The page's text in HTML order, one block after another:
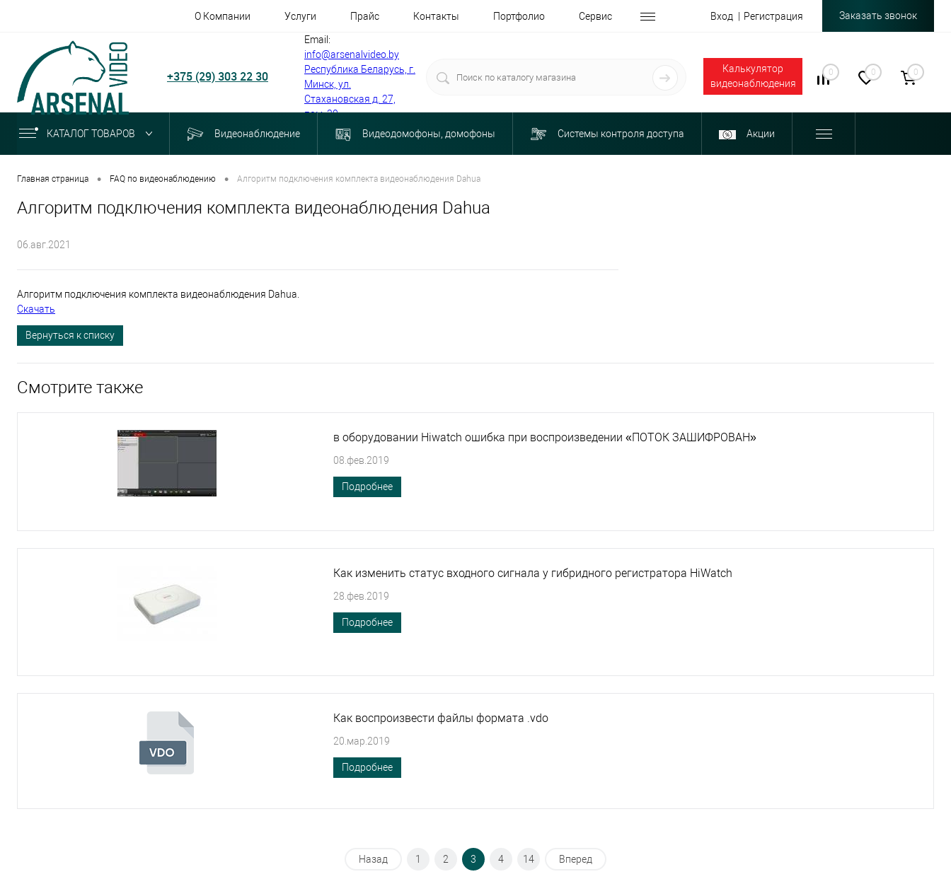
О Компании Услуги Прайс Контакты Портфолио Сервис Вход Регистрация Заказать звонок
+375 (29) 303 22 30
Email:
info@arsenalvideo.by
Республика Беларусь, г.
Минск, ул.
Стахановская д. 27,
пом. 30
Калькулятор
видеонаблюдения
0 0 0
КАТАЛОГ ТОВАРОВ Видеонаблюдение Видеодомофоны, домофоны Системы контроля доступа Акции
Главная страница • FAQ по видеонаблюдению • Алгоритм подключения комплекта видеонаблюдения Dahua
Алгоритм подключения комплекта видеонаблюдения Dahua
06.авг.2021
Алгоритм подключения комплекта видеонаблюдения Dahua.
Скачать
Вернуться к списку
Смотрите также
в оборудовании Hiwatch ошибка при воспроизведении «ПОТОК ЗАШИФРОВАН»
08.фев.2019
Подробнее
Как изменить статус входного сигнала у гибридного регистратора HiWatch
28.фев.2019
Подробнее
Как воспроизвести файлы формата .vdo
20.мар.2019
Подробнее
Назад 1 2 3 4 14 Вперед